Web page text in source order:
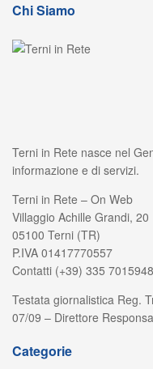
Chi Siamo
Terni in Rete nasce nel
informazione e di servizi.
Terni in Rete – On Web
Villaggio Achille Grandi, 20
05100 Terni (TR)
P.IVA 01417770557
Contatti (+39) 335 7015948
Testata giornalistica Reg.
07/09 – Direttore
Categorie